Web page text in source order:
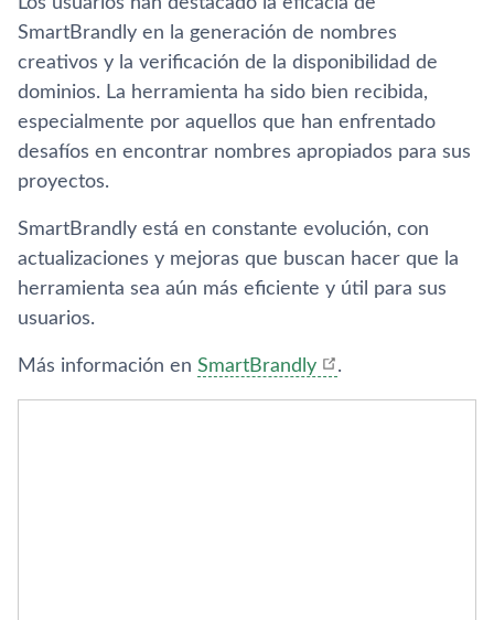
SmartBrandly en la generación de nombres
creativos y la verificación de la disponibilidad de
dominios. La herramienta ha sido bien recibida,
especialmente por aquellos que han enfrentado
desafíos en encontrar nombres apropiados para sus
proyectos.
SmartBrandly está en constante evolución, con
actualizaciones y mejoras que buscan hacer que la
herramienta sea aún más eficiente y útil para sus
usuarios.
Más información en SmartBrandly .